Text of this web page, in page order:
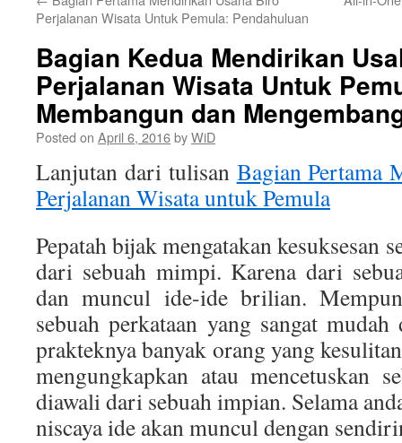
Perjalanan Wisata Untuk Pemula: Pendahuluan
Bagian Kedua Mendirikan
Perjalanan Wisata Untuk
Membangun dan
Posted on April 6, 2016byWiD
Lanjutan dari tulisan Bagian Pertama
Perjalanan Wisata untuk Pemula
Pepatah bijak mengatakan kesuksesan
dari sebuah mimpi. Karena dari
dan muncul ide-ide brilian.
sebuah perkataan yang sangat
prakteknya banyak orang yang
mengungkapkan atau mencetuskan
diawali dari sebuah impian. Selama
niscaya ide akan muncul dengan